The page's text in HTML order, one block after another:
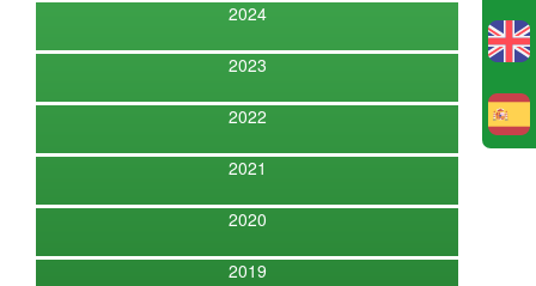
2024
2023
2022
2021
2020
2019